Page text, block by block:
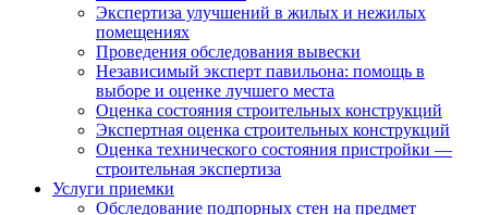
Экспертиза улучшений в жилых и нежилых
помещениях
Проведения обследования вывески
Независимый эксперт павильона: помощь в
выборе и оценке лучшего места
Оценка состояния строительных конструкций
Экспертная оценка строительных конструкций
Оценка технического состояния пристройки —
строительная экспертиза
Услуги приемки
Обследование подпорных стен на предмет